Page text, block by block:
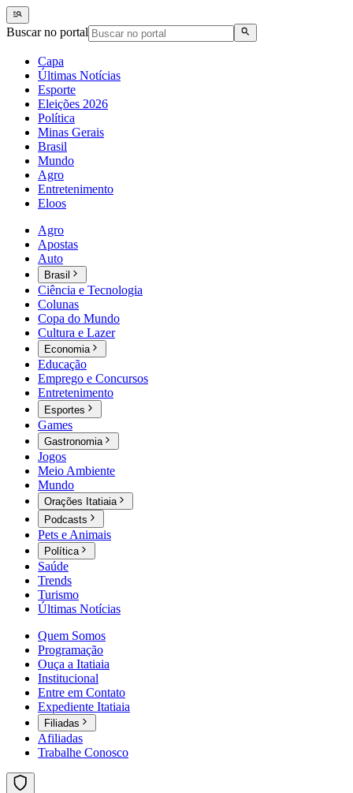
Buscar no portal
Capa
Últimas Notícias
Esporte
Eleições 2026
Política
Minas Gerais
Brasil
Mundo
Agro
Entretenimento
Eloos
Agro
Apostas
Auto
Brasil
Ciência e Tecnologia
Colunas
Copa do Mundo
Cultura e Lazer
Economia
Educação
Emprego e Concursos
Entretenimento
Esportes
Games
Gastronomia
Jogos
Meio Ambiente
Mundo
Orações Itatiaia
Podcasts
Pets e Animais
Política
Saúde
Trends
Turismo
Últimas Notícias
Quem Somos
Programação
Ouça a Itatiaia
Institucional
Entre em Contato
Expediente Itatiaia
Filiadas
Afiliadas
Trabalhe Conosco